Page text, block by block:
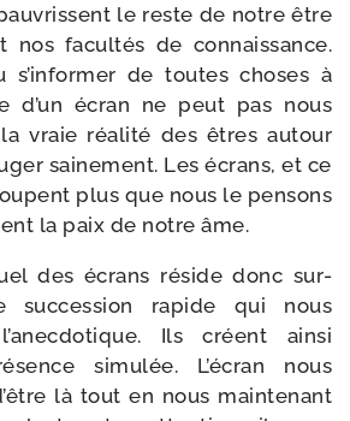
le reste de notre être
nos facul­tés de connais­sance.
s’informer de toutes choses à
d’un écran ne peut pas nous
vraie réa­li­té des êtres autour
sai­ne­ment. Les écrans, et ce
plus que nous le pen­sons
la paix de notre âme.
des écrans réside donc sur­
suc­ces­sion rapide qui nous
Ils créent ain­si
simu­lée. L’écran nous
là tout en nous main­te­nant